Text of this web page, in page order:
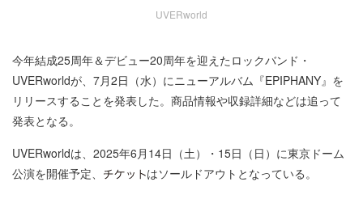
UVERworld
今年結成25周年＆デビュー20周年を迎えたロックバンド・
UVERworldが、7月2日（水）にニューアルバム『EPIPHANY』を
リリースすることを発表した。商品情報や収録詳細などは追って
発表となる。
UVERworldは、2025年6月14日（土）・15日（日）に東京ドーム
公演を開催予定、
はソールドアウトとなっている。